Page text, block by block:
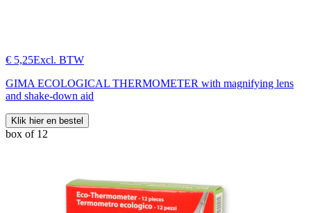
€ 5,25Excl. BTW
GIMA ECOLOGICAL THERMOMETER with magnifying lens
and shake-down aid
Klik hier en bestel
box of 12